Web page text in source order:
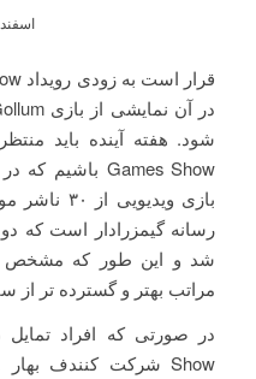
اسفند 17, 1399
بازی
مراتب بهتر و گسترده تر از